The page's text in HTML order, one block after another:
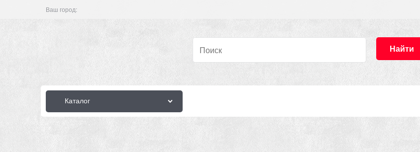
Ваш город:
Найти
Каталог